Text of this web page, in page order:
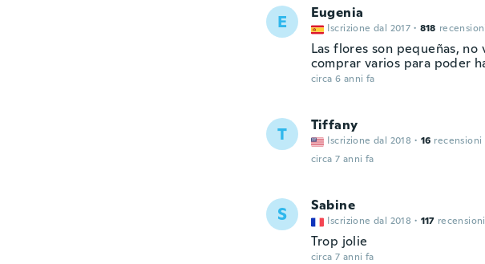
E Eugenia
Iscrizione dal 2017 · 818 recensioni
Las flores son pequeñas,
comprar varios para poder
circa 6 anni fa
T Tiffany
Iscrizione dal 2018 · 16 recensioni
circa 7 anni fa
S Sabine
Iscrizione dal 2018 · 117 recensioni
Trop jolie
circa 7 anni fa